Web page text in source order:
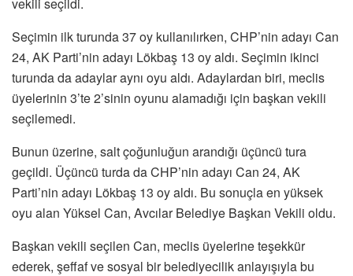
Seçimin ilk turunda 37 oy kullanılırken, CHP’nin adayı Can
24, AK Parti’nin adayı Lökbaş 13 oy aldı. Seçimin ikinci
turunda da adaylar aynı oyu aldı. Adaylardan biri, meclis
üyelerinin 3’te 2’sinin oyunu alamadığı için başkan vekili
seçilemedi.
Bunun üzerine, salt çoğunluğun arandığı üçüncü tura
geçildi. Üçüncü turda da CHP’nin adayı Can 24, AK
Parti’nin adayı Lökbaş 13 oy aldı. Bu sonuçla en yüksek
oyu alan Yüksel Can, Avcılar Belediye Başkan Vekili oldu.
Başkan vekili seçilen Can, meclis üyelerine teşekkür
ederek, şeffaf ve sosyal bir belediyecilik anlayışıyla bu